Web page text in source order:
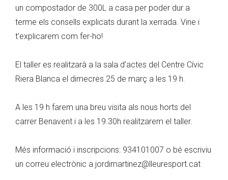
un compostador de 300L a casa per poder dur a
terme els consells explicats durant la xerrada. Vine i
t’explicarem com fer-ho!
El taller es realitzarà a la sala d’actes del Centre Cívic
Riera Blanca el dimecres 25 de març a les 19 h.
A les 19 h farem una breu visita als nous horts del
carrer Benavent i a les 19.30h realitzarem el taller.
Més informació i inscripcions: 934101007 o bé escriviu
un correu electrònic a jordimartinez@lleuresport.cat